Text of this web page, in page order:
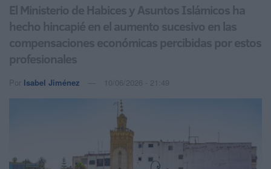
El Ministerio de Habices y Asuntos Islámicos ha
hecho hincapié en el aumento sucesivo en las
compensaciones económicas percibidas por estos
profesionales
Por Isabel Jiménez 10/06/2026 - 21:49